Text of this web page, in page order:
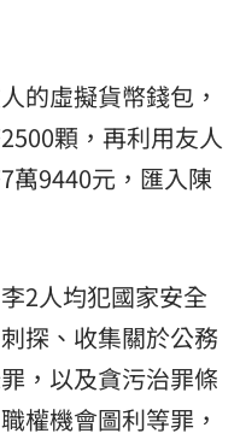
的虛擬貨幣錢包，
顆，再利用友人
萬9440元，匯入陳
2人均犯國家安全
探、收集關於公務
，以及貪污治罪條
權機會圖利等罪，